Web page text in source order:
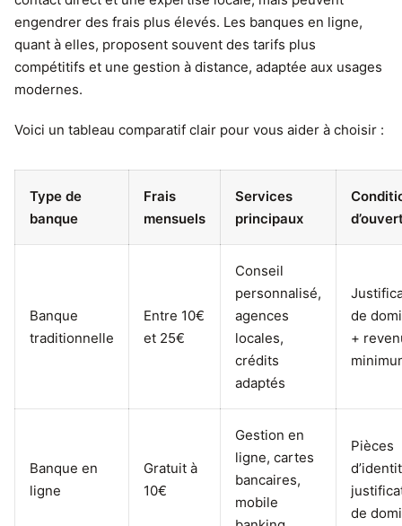
engendrer des frais plus élevés. Les banques en ligne,
quant à elles, proposent souvent des tarifs plus
compétitifs et une gestion à distance, adaptée aux usages
modernes.
Voici un tableau comparatif clair pour vous aider à choisir :
Type de
banque
Frais
mensuels
Services
principaux
Banque
traditionnelle
Entre 10€
et 25€
Conseil
personnalisé,
agences
locales,
crédits
adaptés
de
+
Banque en
ligne
Gratuit à
10€
Gestion en
ligne, cartes
bancaires,
mobile
Pièces
de